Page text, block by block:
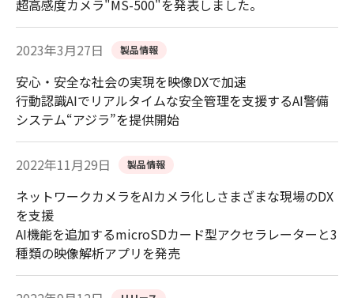
超高感度カメラ"MS-500"を発表しました。
2023年3月27日 製品情報
安心・安全な社会の実現を映像DXで加速
行動認識AIでリアルタイムな安全管理を支援するAI警備
システム“アジラ”を提供開始
2022年11月29日 製品情報
ネットワークカメラをAIカメラ化しさまざまな現場のDX
を支援
AI機能を追加するmicroSDカード型アクセラレーターと3
種類の映像解析アプリを発売